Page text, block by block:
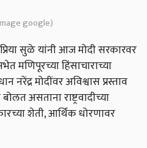
google)
सुळे यांनी आज मोदी सरकारवर
मणिपूरच्या हिंसाचाराच्या
मोदींवर अविश्वास प्रस्ताव
असताना राष्ट्रवादीच्या
शेती, आर्थिक धोरणावर